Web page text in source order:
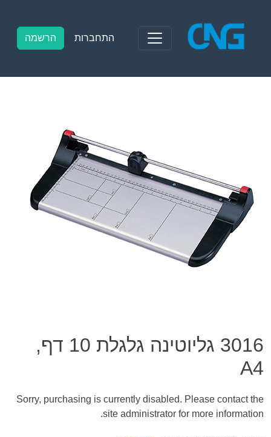
content
התחברות הרשמה
3016 גליוטינה גלגלת 10 דף,
A4
Sorry, purchasing is currently disabled. Please contact the
site administrator for more information.